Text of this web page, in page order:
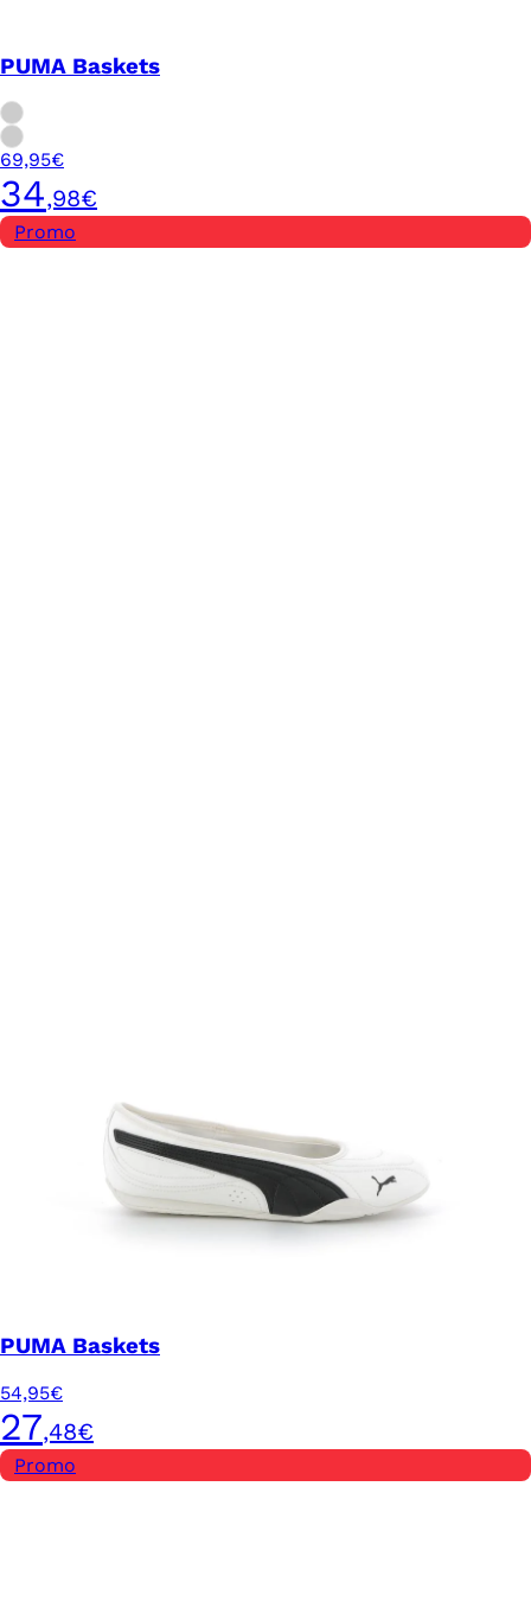
PUMA Baskets
69,95€
34,98€
Promo
PUMA Baskets
54,95€
27,48€
Promo